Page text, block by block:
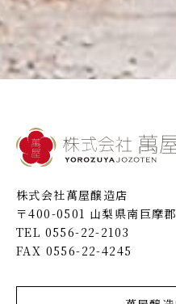
株式会社萬屋醸造店
〒400-0501 山梨県南巨摩
TEL 0556-22-2103
FAX 0556-22-4245